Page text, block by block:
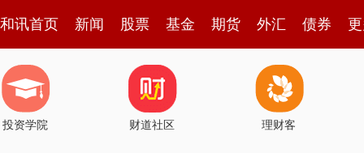
和讯首页 新闻 股票 基金 期货 外汇 债券
投资学院 财道社区 理财客